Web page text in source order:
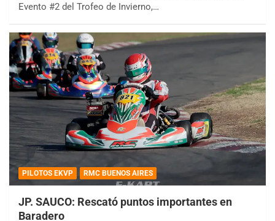
Evento #2 del Trofeo de Invierno,…
PILOTOS EKVP RMC BUENOS AIRES
JP. SAUCO: Rescató puntos importantes en
Baradero